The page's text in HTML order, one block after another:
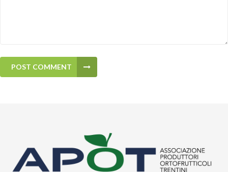
POST COMMENT